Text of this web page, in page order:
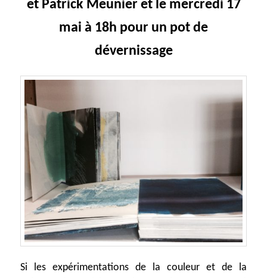
et Patrick Meunier et le mercredi 17
mai à 18h pour un pot de
dévernissage
Si les expérimentations de la couleur et de la